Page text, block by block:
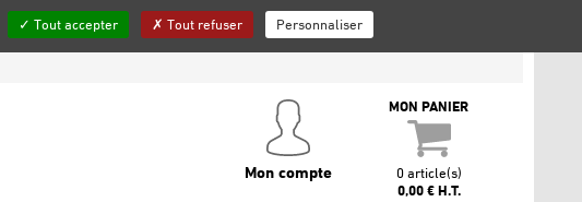
QUI SOMMES-NOUS ? INSCRIPTION NEWSLETTER
Mon compte
MON PANIER
0 article(s)
0,00 € H.T.
Tout accepter Tout refuser Personnaliser